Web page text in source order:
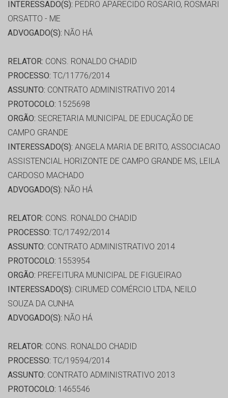
INTERESSADO(S): PEDRO APARECIDO ROSARIO, ROSMARI
ORSATTO - ME
ADVOGADO(S): NÃO HÁ
RELATOR: CONS. RONALDO CHADID
PROCESSO: TC/11776/2014
ASSUNTO: CONTRATO ADMINISTRATIVO 2014
PROTOCOLO: 1525698
ORGÃO: SECRETARIA MUNICIPAL DE EDUCAÇÃO DE
CAMPO GRANDE
INTERESSADO(S): ANGELA MARIA DE BRITO, ASSOCIACAO
ASSISTENCIAL HORIZONTE DE CAMPO GRANDE MS, LEILA
CARDOSO MACHADO
ADVOGADO(S): NÃO HÁ
RELATOR: CONS. RONALDO CHADID
PROCESSO: TC/17492/2014
ASSUNTO: CONTRATO ADMINISTRATIVO 2014
PROTOCOLO: 1553954
ORGÃO: PREFEITURA MUNICIPAL DE FIGUEIRAO
INTERESSADO(S): CIRUMED COMÉRCIO LTDA, NEILO
SOUZA DA CUNHA
ADVOGADO(S): NÃO HÁ
RELATOR: CONS. RONALDO CHADID
PROCESSO: TC/19594/2014
ASSUNTO: CONTRATO ADMINISTRATIVO 2013
PROTOCOLO: 1465546